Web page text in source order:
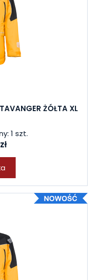
ŻÓŁTA XL
1 szt.